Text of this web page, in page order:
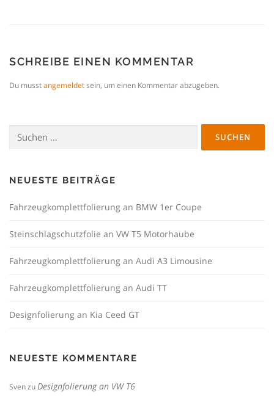
SCHREIBE EINEN KOMMENTAR
Du musstangemeldetsein, um einen Kommentar abzugeben.
nach:
NEUESTE BEITRÄGE
Fahrzeugkomplettfolierung an BMW 1er Coupe
Steinschlagschutzfolie an VW T5 Motorhaube
Fahrzeugkomplettfolierung an Audi A3 Limousine
Fahrzeugkomplettfolierung an Audi TT
Designfolierung an Kia Ceed GT
NEUESTE KOMMENTARE
SvenzuDesignfolierung an VW T6